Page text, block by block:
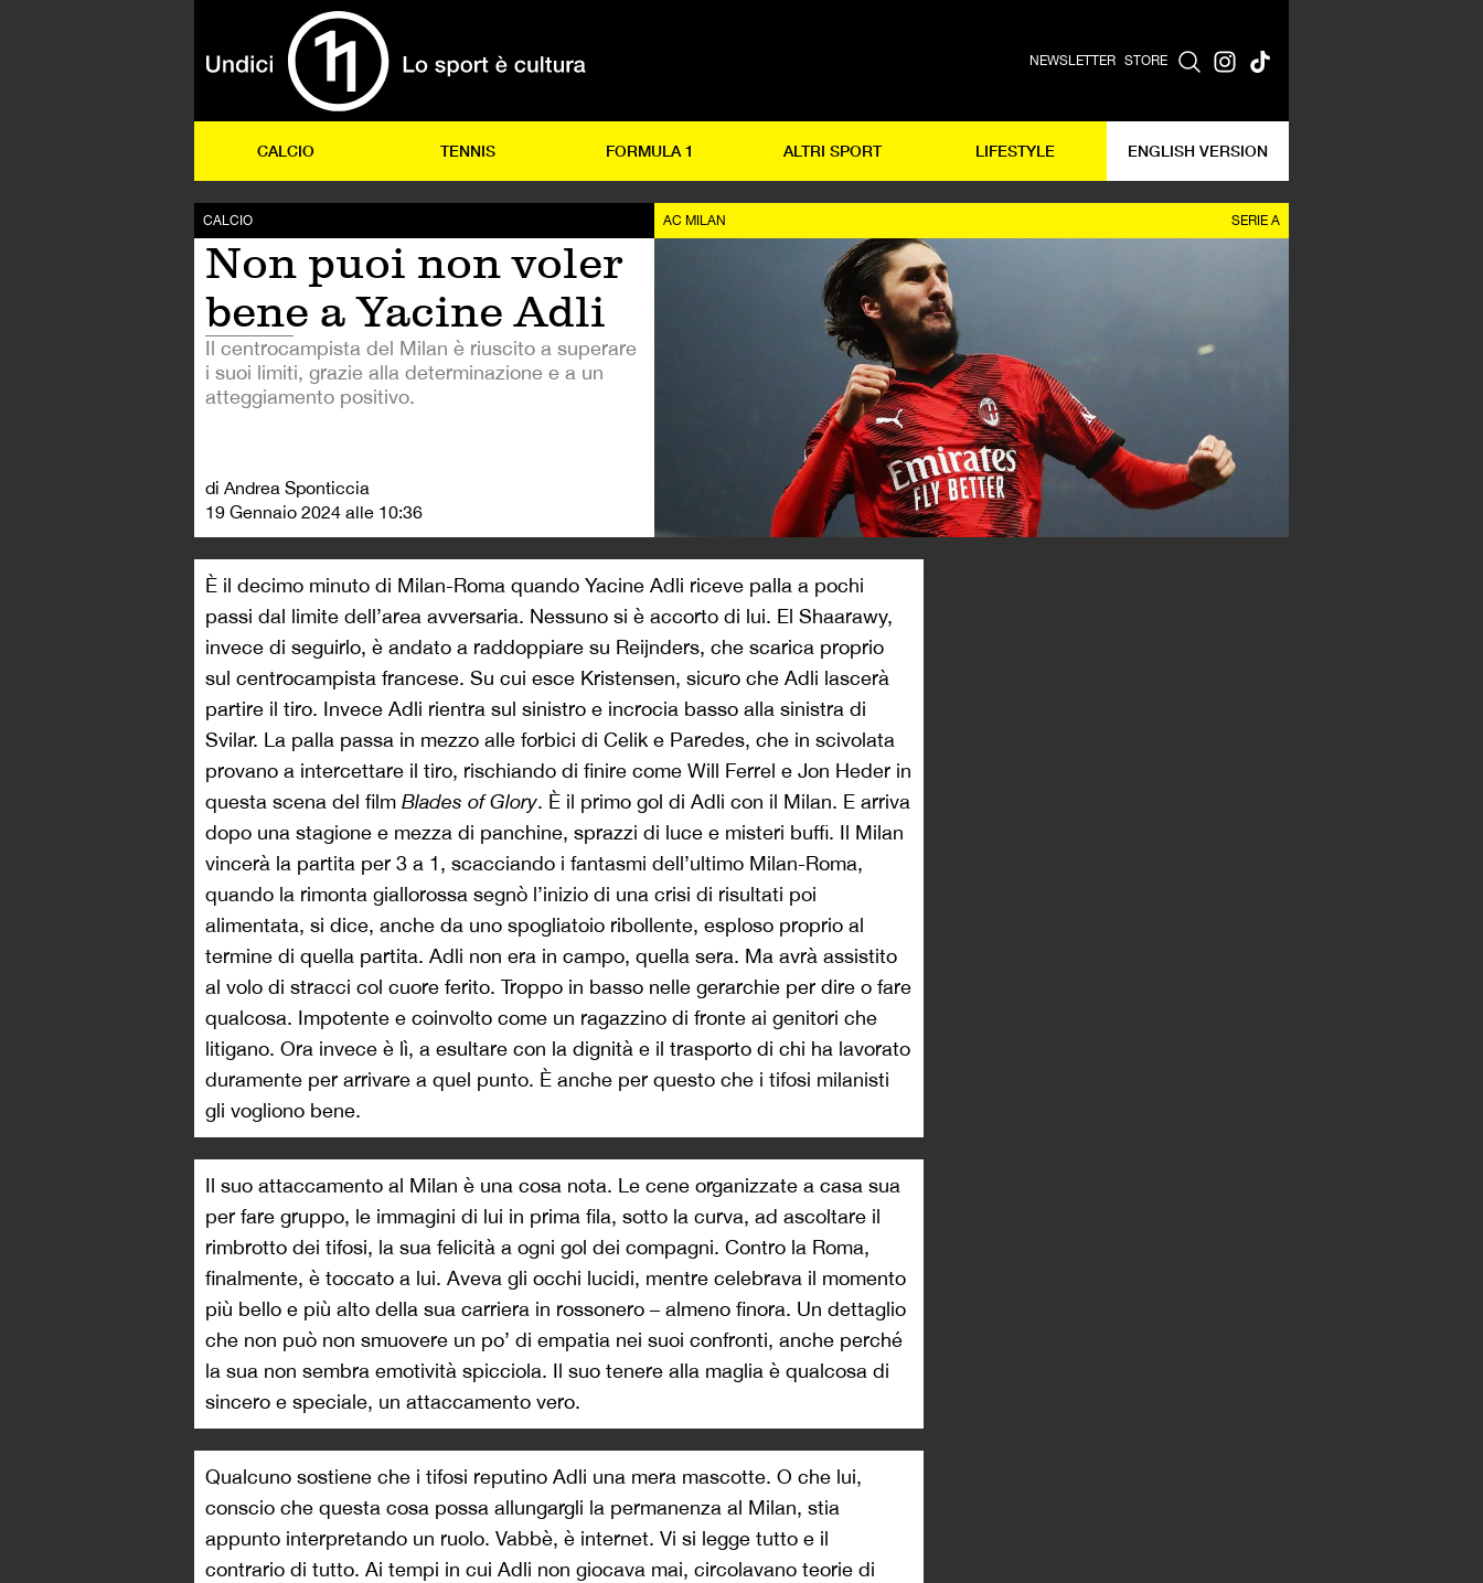
NEWSLETTER STORE
CALCIO TENNIS FORMULA 1 ALTRI SPORT LIFESTYLE ENGLISH VERSION
CALCIO
Non puoi non voler
bene a Yacine Adli
Il centrocampista del Milan è riuscito a superare
i suoi limiti, grazie alla determinazione e a un
atteggiamento positivo.
di Andrea Sponticcia
19 Gennaio 2024 alle 10:36
AC MILAN SERIE A
È il decimo minuto di Milan-Roma quando Yacine Adli riceve palla a pochi
passi dal limite dell’area avversaria. Nessuno si è accorto di lui. El Shaarawy,
invece di seguirlo, è andato a raddoppiare su Reijnders, che scarica proprio
sul centrocampista francese. Su cui esce Kristensen, sicuro che Adli lascerà
partire il tiro. Invece Adli rientra sul sinistro e incrocia basso alla sinistra di
Svilar. La palla passa in mezzo alle forbici di Celik e Paredes, che in scivolata
provano a intercettare il tiro, rischiando di finire come Will Ferrel e Jon Heder in
questa scena del film Blades of Glory. È il primo gol di Adli con il Milan. E arriva
dopo una stagione e mezza di panchine, sprazzi di luce e misteri buffi. Il Milan
vincerà la partita per 3 a 1, scacciando i fantasmi dell’ultimo Milan-Roma,
quando la rimonta giallorossa segnò l’inizio di una crisi di risultati poi
alimentata, si dice, anche da uno spogliatoio ribollente, esploso proprio al
termine di quella partita. Adli non era in campo, quella sera. Ma avrà assistito
al volo di stracci col cuore ferito. Troppo in basso nelle gerarchie per dire o fare
qualcosa. Impotente e coinvolto come un ragazzino di fronte ai genitori che
litigano. Ora invece è lì, a esultare con la dignità e il trasporto di chi ha lavorato
duramente per arrivare a quel punto. È anche per questo che i tifosi milanisti
gli vogliono bene.
Il suo attaccamento al Milan è una cosa nota. Le cene organizzate a casa sua
per fare gruppo, le immagini di lui in prima fila, sotto la curva, ad ascoltare il
rimbrotto dei tifosi, la sua felicità a ogni gol dei compagni. Contro la Roma,
finalmente, è toccato a lui. Aveva gli occhi lucidi, mentre celebrava il momento
più bello e più alto della sua carriera in rossonero – almeno finora. Un dettaglio
che non può non smuovere un po’ di empatia nei suoi confronti, anche perché
la sua non sembra emotività spicciola. Il suo tenere alla maglia è qualcosa di
sincero e speciale, un attaccamento vero.
Qualcuno sostiene che i tifosi reputino Adli una mera mascotte. O che lui,
conscio che questa cosa possa allungargli la permanenza al Milan, stia
appunto interpretando un ruolo. Vabbè, è internet. Vi si legge tutto e il
contrario di tutto. Ai tempi in cui Adli non giocava mai, circolavano teorie di